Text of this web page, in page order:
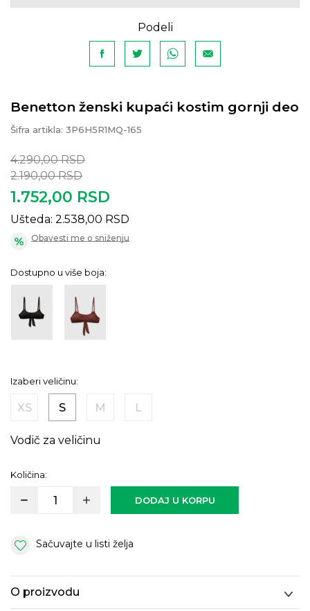
Podeli
Benetton ženski kupaći kostim gornji deo
Šifra artikla: 3P6H5R1MQ-165
4.290,00 RSD
2.190,00 RSD
1.752,00 RSD
Ušteda: 2.538,00 RSD
Obavesti me o sniženju
Dostupno u više boja:
Izaberi veličinu:
XS S M L
Vodič za veličinu
Količina:
DODAJ U KORPU
Sačuvajte u listi želja
O proizvodu